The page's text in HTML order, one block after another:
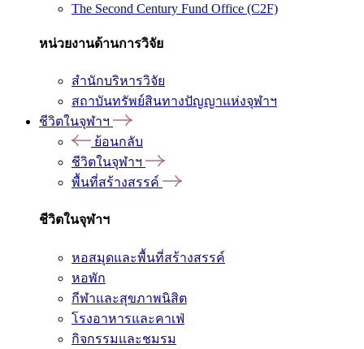
The Second Century Fund Office (C2F)
หน่วยงานด้านการวิจัย
สำนักบริหารวิจัย
สถาบันทรัพย์สินทางปัญญาแห่งจุฬาฯ
ชีวิตในจุฬาฯ
ย้อนกลับ
ชีวิตในจุฬาฯ
พื้นที่สร้างสรรค์
ชีวิตในจุฬาฯ
หอสมุดและพื้นที่สร้างสรรค์
หอพัก
กีฬาและสุขภาพนิสิต
โรงอาหารและคาเฟ่
กิจกรรมและชมรม